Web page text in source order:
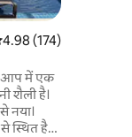
रेटिंग 5 में से 4.98,
4.98 (174)
आप में एक
शैली है।
नया।
स्थित है।